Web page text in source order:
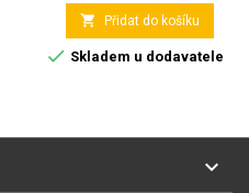
 Přidat do košíku
 Skladem u dodavatele
